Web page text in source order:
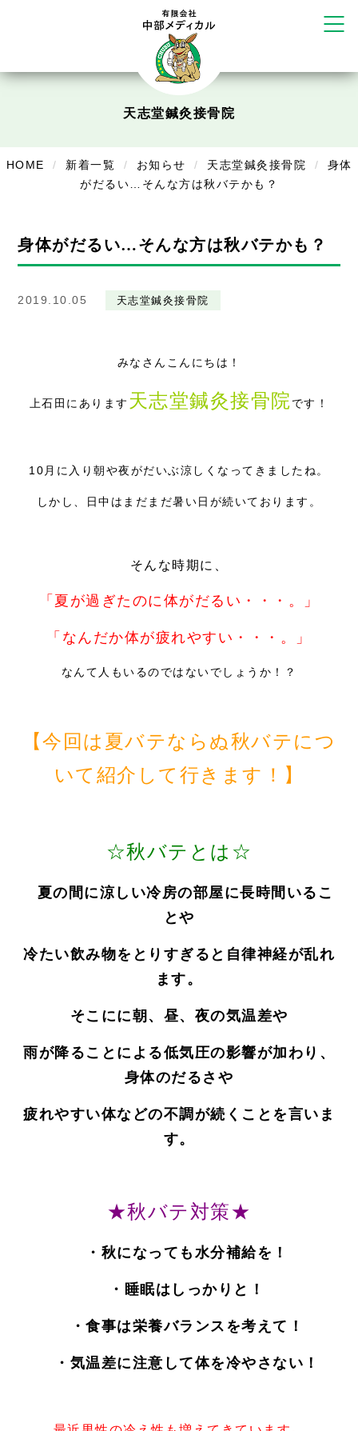
Cure
在宅訪問
美容鍼・コルギ
お知らせ
天志堂鍼灸接骨院
HOME 新着一覧 お知らせ 天志堂鍼灸接骨院
身体
がだるい…そんな方は秋バテかも？
身体がだるい…そんな方は秋バテかも？
2019.10.05 天志堂鍼灸接骨院
みなさんこんにちは！
上石田にあります 天志堂鍼灸接骨院です！
10月に入り朝や夜がだいぶ涼しくなってきましたね。
しかし、日中はまだまだ暑い日が続いております。
そんな時期に、
「夏が過ぎたのに体がだるい・・・。」
「なんだか体が疲れやすい・・・。」
なんて人もいるのではないでしょうか！？
【今回は夏バテならぬ秋バテにつ
いて紹介して行きます！】
☆秋バテとは☆
夏の間に涼しい冷房の部屋に長時間いるこ
とや
冷たい飲み物をとりすぎると自律神経が乱れ
ます。
そこにに朝、昼、夜の気温差や
雨が降ることによる低気圧の影響が加わり、
身体のだるさや
疲れやすい体などの不調が続くことを言いま
す。
★秋バテ対策★
・秋になっても水分補給を！
・睡眠はしっかりと！
・食事は栄養バランスを考えて！
・気温差に注意して体を冷やさない！